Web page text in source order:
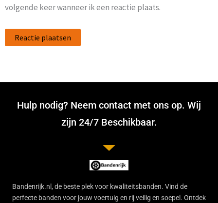
volgende keer wanneer ik een reactie plaats.
Hulp nodig? Neem contact met ons op. Wij
zijn 24/7 Beschikbaar.
Bandenrijk.nl, de beste plek voor kwaliteitsbanden. Vind de
perfecte banden voor jouw voertuig en rij veilig en soepel. Ontdek